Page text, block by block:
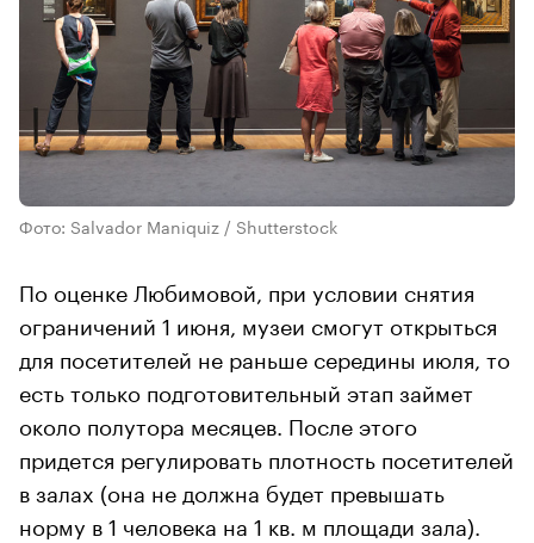
Фото: Salvador Maniquiz / Shutterstock
По оценке Любимовой, при условии снятия
ограничений 1 июня, музеи смогут открыться
для посетителей не раньше середины июля, то
есть только подготовительный этап займет
около полутора месяцев. После этого
придется регулировать плотность посетителей
в залах (она не должна будет превышать
норму в 1 человека на 1 кв. м площади зала).